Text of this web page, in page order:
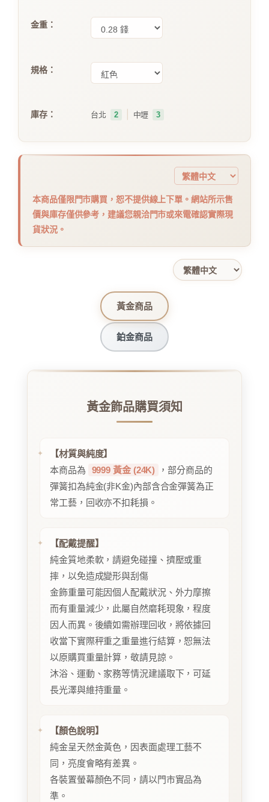
金重：
規格：
庫存： 台北 2 中壢 3
本商品僅限門市購買，恕不提供線上下單。網站所示售
價與庫存僅供參考，建議您親洽門市或來電確認實際現
貨狀況。
黃金商品
鉑金商品
黃金飾品購買須知
【材質與純度】
本商品為
9999 黃金 (24K)
，部分商品的
彈簧扣為純金(非K金)內部含合金彈簧為正
常工藝，回收亦不扣耗損。
【配戴提醒】
純金質地柔軟，請避免碰撞、擠壓或重
摔，以免造成變形與刮傷
金飾重量可能因個人配戴狀況、外力摩擦
而有重量減少，此屬自然磨耗現象，程度
因人而異。後續如需辦理回收，將依據回
收當下實際秤重之重量進行結算，恕無法
以原購買重量計算，敬請見諒。
沐浴、運動、家務等情況建議取下，可延
長光澤與維持重量。
【顏色說明】
純金呈天然金黃色，因表面處理工藝不
同，亮度會略有差異。
各裝置螢幕顏色不同，請以門市實品為
準。